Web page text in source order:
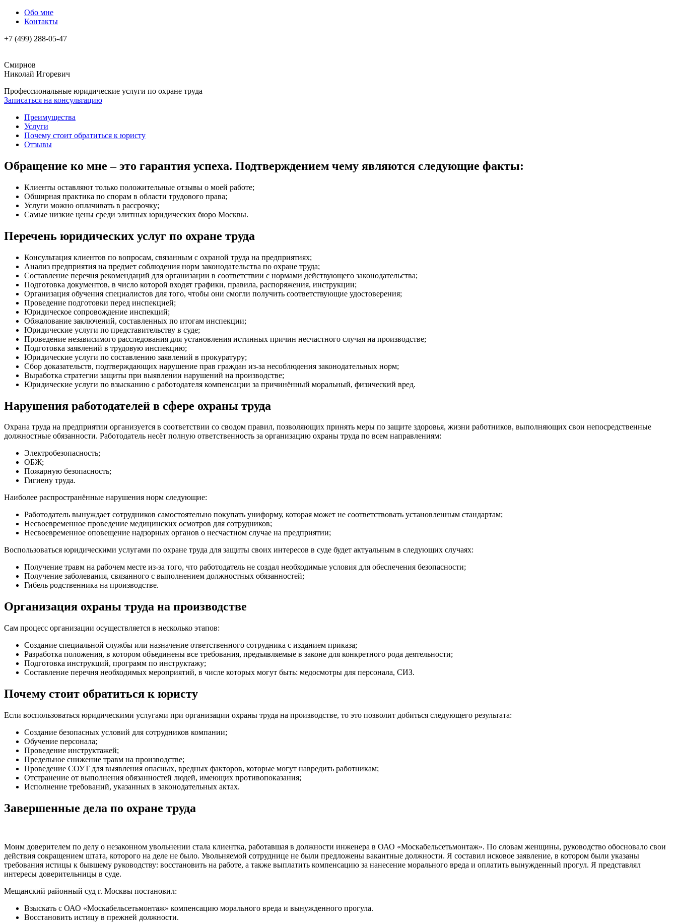
Обо мне
Контакты
+7 (499) 288-05-47
Смирнов
Николай Игоревич
Профессиональные юридические услуги по охране труда
Записаться на консультацию
Преимущества
Услуги
Почему стоит обратиться к юристу
Отзывы
Обращение ко мне – это гарантия успеха. Подтверждением чему являются следующие факты:
Клиенты оставляют только положительные отзывы о моей работе;
Обширная практика по спорам в области трудового права;
Услуги можно оплачивать в рассрочку;
Самые низкие цены среди элитных юридических бюро Москвы.
Перечень юридических услуг по охране труда
Консультация клиентов по вопросам, связанным с охраной труда на предприятиях;
Анализ предприятия на предмет соблюдения норм законодательства по охране труда;
Составление перечня рекомендаций для организации в соответствии с нормами действующего законодательства;
Подготовка документов, в число которой входят графики, правила, распоряжения, инструкции;
Организация обучения специалистов для того, чтобы они смогли получить соответствующие удостоверения;
Проведение подготовки перед инспекцией;
Юридическое сопровождение инспекций;
Обжалование заключений, составленных по итогам инспекции;
Юридические услуги по представительству в суде;
Проведение независимого расследования для установления истинных причин несчастного случая на производстве;
Подготовка заявлений в трудовую инспекцию;
Юридические услуги по составлению заявлений в прокуратуру;
Сбор доказательств, подтверждающих нарушение прав граждан из-за несоблюдения законодательных норм;
Выработка стратегии защиты при выявлении нарушений на производстве;
Юридические услуги по взысканию с работодателя компенсации за причинённый моральный, физический вред.
Нарушения работодателей в сфере охраны труда
Охрана труда на предприятии организуется в соответствии со сводом правил, позволяющих принять меры по защите здоровья, жизни работников, выполняющих свои непосредственные
должностные обязанности. Работодатель несёт полную ответственность за организацию охраны труда по всем направлениям:
Электробезопасность;
ОБЖ;
Пожарную безопасность;
Гигиену труда.
Наиболее распространённые нарушения норм следующие:
Работодатель вынуждает сотрудников самостоятельно покупать униформу, которая может не соответствовать установленным стандартам;
Несвоевременное проведение медицинских осмотров для сотрудников;
Несвоевременное оповещение надзорных органов о несчастном случае на предприятии;
Воспользоваться юридическими услугами по охране труда для защиты своих интересов в суде будет актуальным в следующих случаях:
Получение травм на рабочем месте из-за того, что работодатель не создал необходимые условия для обеспечения безопасности;
Получение заболевания, связанного с выполнением должностных обязанностей;
Гибель родственника на производстве.
Организация охраны труда на производстве
Сам процесс организации осуществляется в несколько этапов:
Создание специальной службы или назначение ответственного сотрудника с изданием приказа;
Разработка положения, в котором объединены все требования, предъявляемые в законе для конкретного рода деятельности;
Подготовка инструкций, программ по инструктажу;
Составление перечня необходимых мероприятий, в числе которых могут быть: медосмотры для персонала, СИЗ.
Почему стоит обратиться к юристу
Если воспользоваться юридическими услугами при организации охраны труда на производстве, то это позволит добиться следующего результата:
Создание безопасных условий для сотрудников компании;
Обучение персонала;
Проведение инструктажей;
Предельное снижение травм на производстве;
Проведение СОУТ для выявления опасных, вредных факторов, которые могут навредить работникам;
Отстранение от выполнения обязанностей людей, имеющих противопоказания;
Исполнение требований, указанных в законодательных актах.
Завершенные дела по охране труда
Моим доверителем по делу о незаконном увольнении стала клиентка, работавшая в должности инженера в ОАО «Москабельсетьмонтаж». По словам женщины, руководство обосновало свои
действия сокращением штата, которого на деле не было. Увольняемой сотруднице не были предложены вакантные должности. Я составил исковое заявление, в котором были указаны
требования истицы к бывшему руководству: восстановить на работе, а также выплатить компенсацию за нанесение морального вреда и оплатить вынужденный прогул. Я представлял
интересы доверительницы в суде.
Мещанский районный суд г. Москвы постановил:
Взыскать с ОАО «Москабельсетьмонтаж» компенсацию морального вреда и вынужденного прогула.
Восстановить истицу в прежней должности.